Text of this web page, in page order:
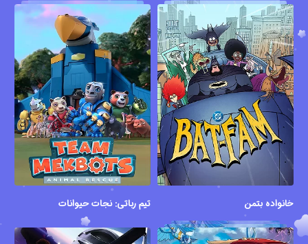
خانواده بتمن تیم رباتی: نجات حیوانات